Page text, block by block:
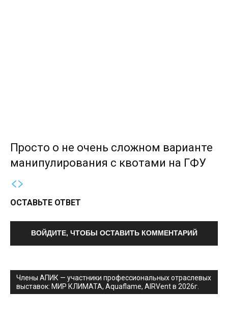
Просто о не очень сложном варианте
манипулирования с квотами на ГФУ
ОСТАВЬТЕ ОТВЕТ
ВОЙДИТЕ, ЧТОБЫ ОСТАВИТЬ КОММЕНТАРИЙ
Члены АПИК — участники профессиональных отраслевых
выставок: МИР КЛИМАТА, Aquaflame, AIRVent в 2026г.